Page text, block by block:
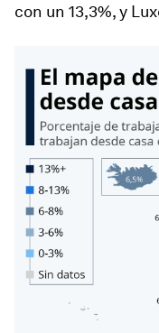
con un 13,3%, y